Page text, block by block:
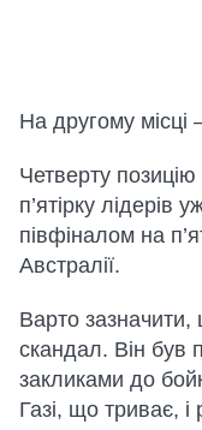
На другому місці
Четверту
п’ятірку лідерів
півфіналом на
Австралії.
Варто
скандал. Він був
закликами до
Газі, що триває,